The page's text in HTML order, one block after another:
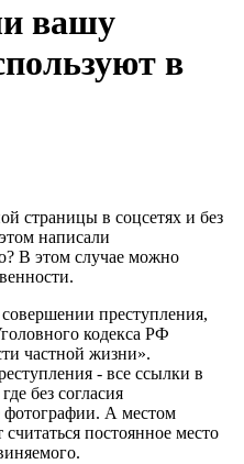
вашу
в
страницы в соцсетях и без
написали
В этом случае можно
преступления,
кодекса РФ
частной жизни».
- все ссылки в
без согласия
А местом
постоянное место